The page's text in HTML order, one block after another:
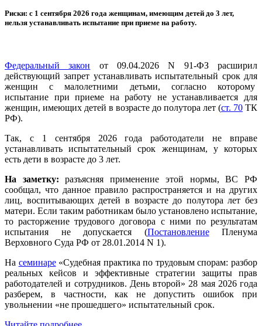
Риски: с 1 сентября 2026 года женщинам, имеющим детей до 3 лет,
нельзя устанавливать испытание при приеме на работу.
Федеральный закон от 09.04.2026 N 91-ФЗ расширил
действующий запрет устанавливать испытательный срок для
женщин с малолетними детьми, согласно которому
испытание при приеме на работу не устанавливается для
женщин, имеющих детей в возрасте до полутора лет (ст. 70 ТК
РФ).
Так, с 1 сентября 2026 года работодатели не вправе
устанавливать испытательный срок женщинам, у которых
есть дети в возрасте до 3 лет.
На заметку: разъясняя применение этой нормы, ВС РФ
сообщал, что данное правило распространяется и на других
лиц, воспитывающих детей в возрасте до полутора лет без
матери. Если таким работникам было установлено испытание,
то расторжение трудового договора с ними по результатам
испытания не допускается (ПостановлениеПленума
Верховного Суда РФ от 28.01.2014 N 1).
На семинаре«Судебная практика по трудовым спорам: разбор
реальных кейсов и эффективные стратегии защиты прав
работодателей и сотрудников. День второй» 28 мая 2026 года
разберем, в частности, как не допустить ошибок при
увольнении «не прошедшего» испытательный срок.